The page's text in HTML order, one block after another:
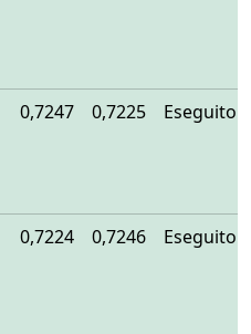
0,7247 0,7225 Eseguito
0,7224 0,7246 Eseguito